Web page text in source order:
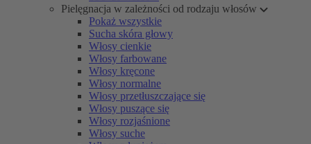
Pielęgnacja w zależności od rodzaju włosów
Pokaż wszystkie
Sucha skóra głowy
Włosy cienkie
Włosy farbowane
Włosy kręcone
Włosy normalne
Włosy przetłuszczające się
Włosy puszące się
Włosy rozjaśnione
Włosy suche